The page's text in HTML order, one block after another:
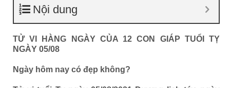
Nội dung
TỬ VI HÀNG NGÀY CỦA 12 CON GIÁP TUỔI TỴ
NGÀY 05/08
Ngày hôm nay có đẹp không?